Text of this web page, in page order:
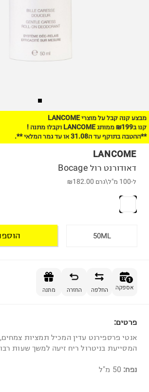
מבצע קנה קבל על מוצרי LANCOME
קנו ב₪199 ממותג LANCOME וקבלו מתנה !
**ההטבה בתוקף עד ה31.08 או עד גמר המלאי **.
LANCOME
דאודורנט רול Bocage
₪182.00 ל-100 מ"ל\גרם
50ML
1
אספקה החלפה החזרה מתנה
פרטים:
אנטי פרספירנט עדין המכיל תמציות
המסייעת בניטרול ריח זיעה למשך שעות
נפח: 50 מ"ל